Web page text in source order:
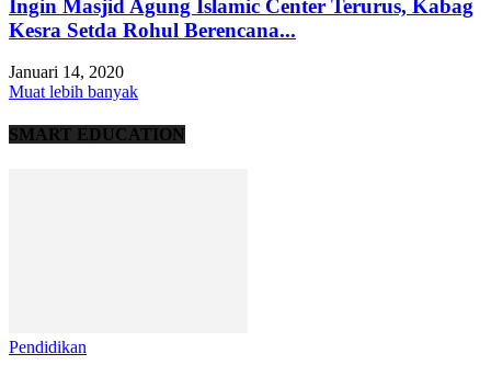
Ingin Masjid Agung Islamic Center Terurus, Kabag
Kesra Setda Rohul Berencana...
Januari 14, 2020
Muat lebih banyak
SMART EDUCATION
Pendidikan